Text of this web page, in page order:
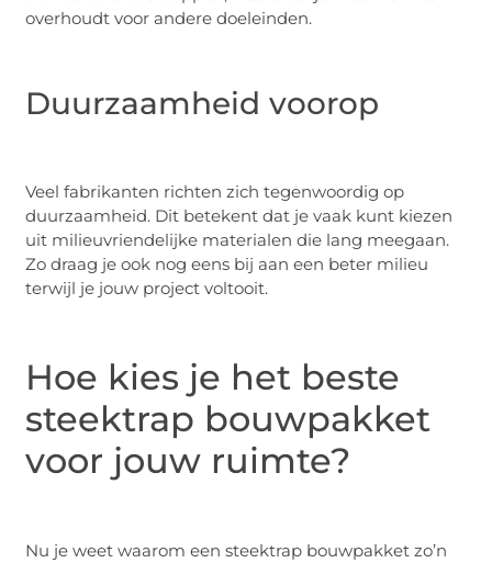
overhoudt voor andere doeleinden.
Duurzaamheid voorop
Veel fabrikanten richten zich tegenwoordig op
duurzaamheid. Dit betekent dat je vaak kunt kiezen
uit milieuvriendelijke materialen die lang meegaan.
Zo draag je ook nog eens bij aan een beter milieu
terwijl je jouw project voltooit.
Hoe kies je het beste
steektrap bouwpakket
voor jouw ruimte?
Nu je weet waarom een steektrap bouwpakket zo’n